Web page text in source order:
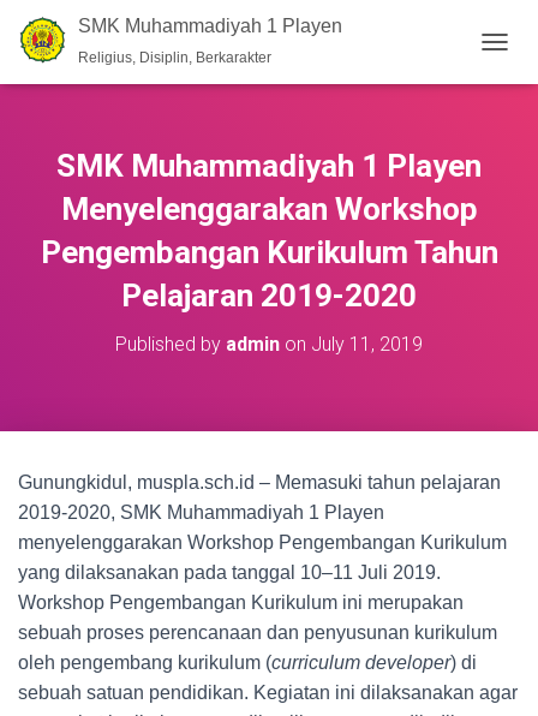
SMK Muhammadiyah 1 Playen
Religius, Disiplin, Berkarakter
O
V
I
SMK Muhammadiyah 1 Playen
Menyelenggarakan Workshop
Pengembangan Kurikulum Tahun
Pelajaran 2019-2020
Published by admin on July 11, 2019
Gunungkidul, muspla.sch.id – Memasuki tahun pelajaran
2019-2020, SMK Muhammadiyah 1 Playen
menyelenggarakan Workshop Pengembangan Kurikulum
yang dilaksanakan pada tanggal 10–11 Juli 2019.
Workshop Pengembangan Kurikulum ini merupakan
sebuah proses perencanaan dan penyusunan kurikulum
oleh pengembang kurikulum (curriculum developer) di
sebuah satuan pendidikan. Kegiatan ini dilaksanakan agar